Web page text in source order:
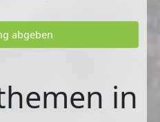
abgeben
in